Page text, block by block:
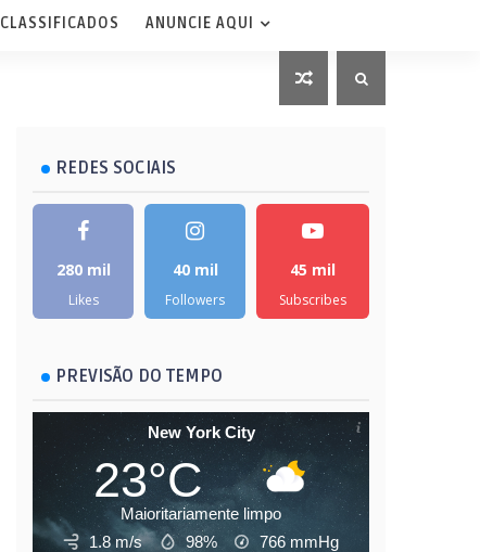
CLASSIFICADOS ANUNCIE AQUI
REDES SOCIAIS
280 mil
Likes
40 mil
Followers
45 mil
Subscribes
PREVISÃO DO TEMPO
New York City
23°C
Maioritariamente limpo
1.8 m/s
98% 766mmHg